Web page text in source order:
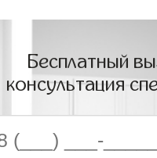
Бесплатный
консультация